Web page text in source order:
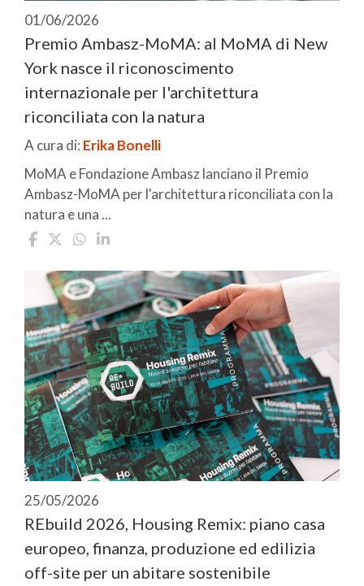
01/06/2026
Premio Ambasz-MoMA: al MoMA di New
York nasce il riconoscimento
internazionale per l'architettura
riconciliata con la natura
A cura di: Erika Bonelli
MoMA e Fondazione Ambasz lanciano il Premio
Ambasz-MoMA per l'architettura riconciliata con la
natura e una ...
25/05/2026
REbuild 2026, Housing Remix: piano casa
europeo, finanza, produzione ed edilizia
off-site per un abitare sostenibile